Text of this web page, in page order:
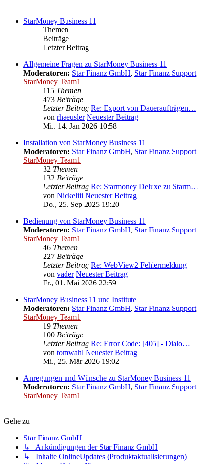
StarMoney Business 11
Themen
Beiträge
Letzter Beitrag
Allgemeine Fragen zu StarMoney Business 11
Moderatoren: Star Finanz GmbH, Star Finanz Support,
StarMoney Team1
115 Themen
473 Beiträge
Letzter Beitrag Re: Export von Daueraufträgen…
von rhaeusler Neuester Beitrag
Mi., 14. Jan 2026 10:58
Installation von StarMoney Business 11
Moderatoren: Star Finanz GmbH, Star Finanz Support,
StarMoney Team1
32 Themen
132 Beiträge
Letzter Beitrag Re: Starmoney Deluxe zu Starm…
von Nickeliii Neuester Beitrag
Do., 25. Sep 2025 19:20
Bedienung von StarMoney Business 11
Moderatoren: Star Finanz GmbH, Star Finanz Support,
StarMoney Team1
46 Themen
227 Beiträge
Letzter Beitrag Re: WebView2 Fehlermeldung
von vader Neuester Beitrag
Fr., 01. Mai 2026 22:59
StarMoney Business 11 und Institute
Moderatoren: Star Finanz GmbH, Star Finanz Support,
StarMoney Team1
19 Themen
100 Beiträge
Letzter Beitrag Re: Error Code: [405] - Dialo…
von tomwahl Neuester Beitrag
Mi., 25. Mär 2026 19:02
Anregungen und Wünsche zu StarMoney Business 11
Moderatoren: Star Finanz GmbH, Star Finanz Support,
StarMoney Team1
Gehe zu
Star Finanz GmbH
↳ Ankündigungen der Star Finanz GmbH
↳ Inhalte OnlineUpdates (Produktaktualisierungen)